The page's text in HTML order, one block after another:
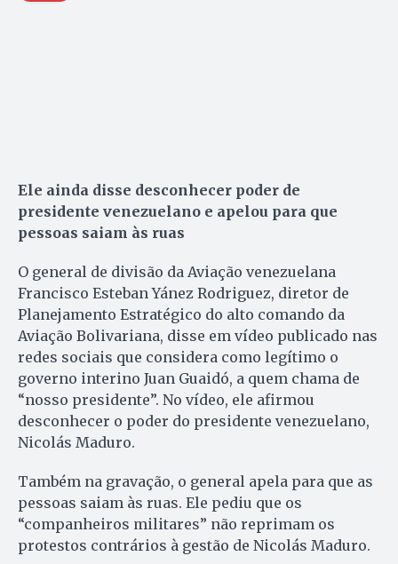
Ele ainda disse desconhecer poder de
presidente venezuelano e apelou para que
pessoas saiam às ruas
O general de divisão da Aviação venezuelana
Francisco Esteban Yánez Rodriguez, diretor de
Planejamento Estratégico do alto comando da
Aviação Bolivariana, disse em vídeo publicado nas
redes sociais que considera como legítimo o
governo interino Juan Guaidó, a quem chama de
“nosso presidente”. No vídeo, ele afirmou
desconhecer o poder do presidente venezuelano,
Nicolás Maduro.
Também na gravação, o general apela para que as
pessoas saiam às ruas. Ele pediu que os
“companheiros militares” não reprimam os
protestos contrários à gestão de Nicolás Maduro.